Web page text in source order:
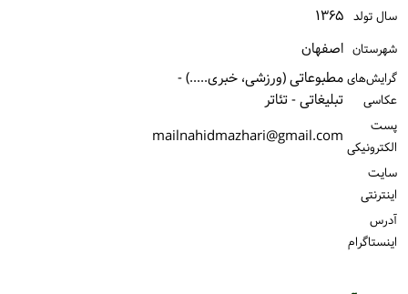
سال تولد ۱۳۶۵
شهرستان اصفهان
گرایش‌های
عکاسی
مطبوعاتی (ورزشی، خبری.....) -
تبلیغاتی - تئاتر
پست
الكترونیكی mailnahidmazhari@gmail.com
سایت
اینترنتی
آدرس
اینستاگرام